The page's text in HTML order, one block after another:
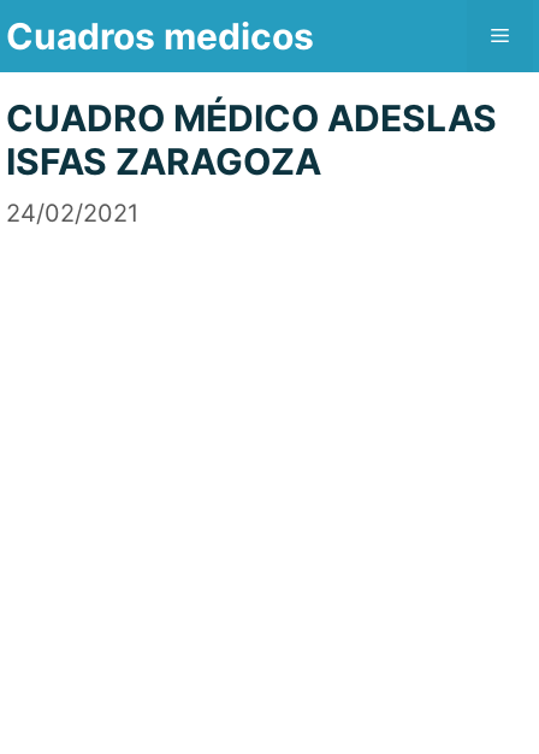
Saltar
contenido
Cuadros medicos
CUADRO MÉDICO ADESLAS
ISFAS ZARAGOZA
24/02/2021